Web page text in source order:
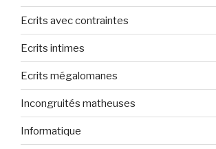
Ecrits avec contraintes
Ecrits intimes
Ecrits mégalomanes
Incongruités matheuses
Informatique